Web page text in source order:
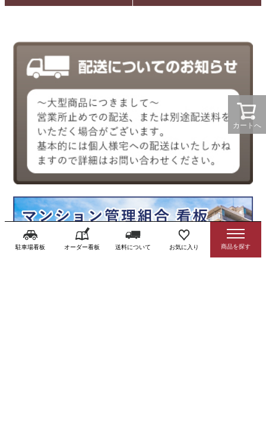
カートへ
駐車場看板 オーダー看板 送料について お気に入り